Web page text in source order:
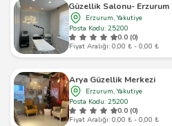
Güzellik Salonu- Erzurum Güzellik
Erzurum, Yakutiye
Posta Kodu: 25200
0.0 (0)
Fiyat Aralığı: 0,00 ₺ - 0,00 ₺
Arya Güzellik Merkezi
Erzurum, Yakutiye
Posta Kodu: 25200
0.0 (0)
Fiyat Aralığı: 0,00 ₺ - 0,00 ₺